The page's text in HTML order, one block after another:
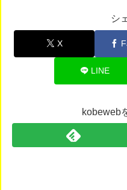
シ
X
LINE
kobeweb